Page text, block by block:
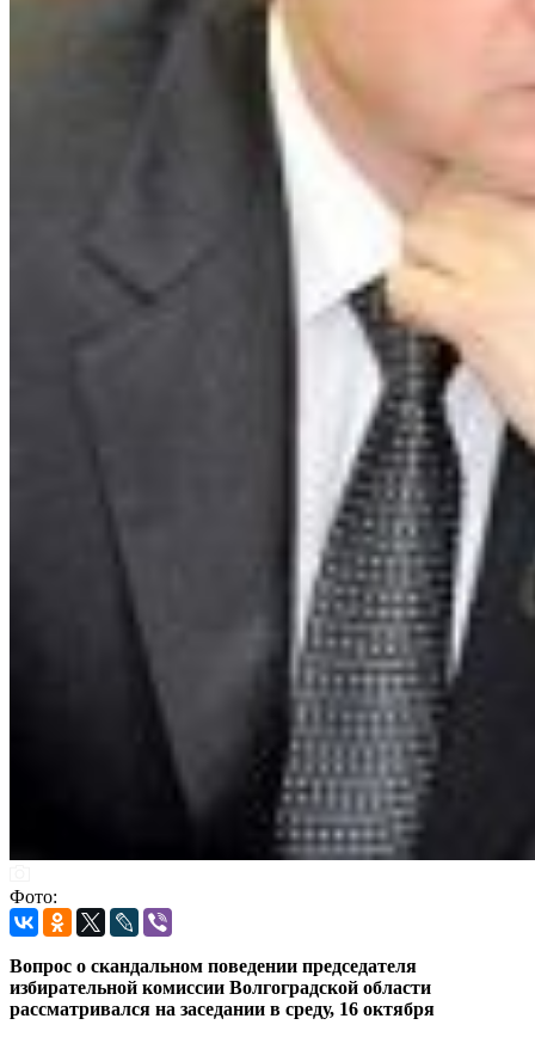
Фото:
Вопрос о скандальном поведении председателя
избирательной комиссии Волгоградской области
рассматривался на заседании в среду, 16 октября